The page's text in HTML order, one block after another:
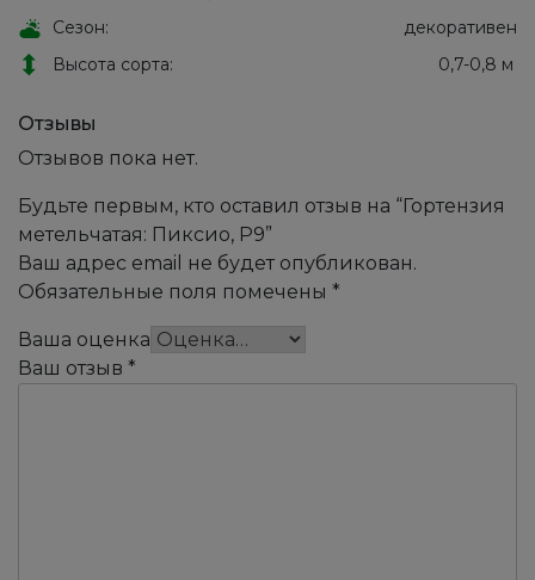
Сезон:
декоративен
Высота сорта:
0,7-0,8 м
Отзывы
Отзывов пока нет.
Будьте первым, кто оставил отзыв на “Гортензия
метельчатая: Пиксио, Р9”
Ваш адрес email не будет опубликован.
Обязательные поля помечены *
Ваша оценка
Ваш отзыв *